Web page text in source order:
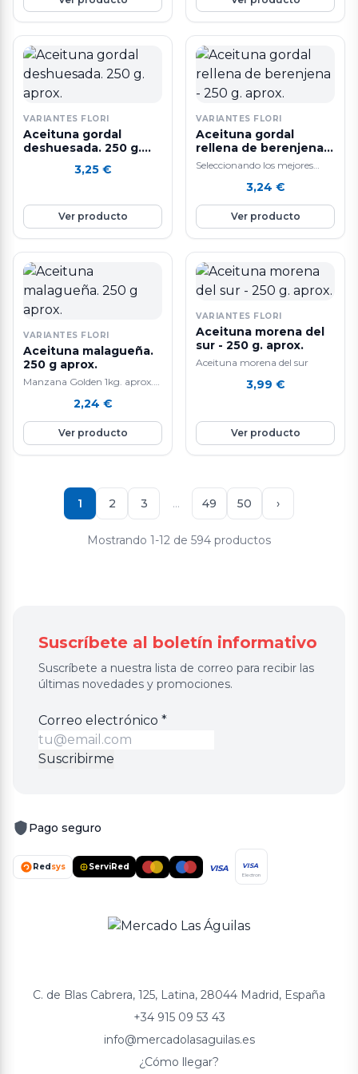
VARIANTES FLORI
Aceituna gordal
deshuesada. 250 g.
3,25 €
Ver producto
VARIANTES FLORI
Aceituna gordal
rellena de berenjena -
250 g. aprox.
Seleccionando los mejores
sistema de elaboración diaria
que hacen que nuestras…
3,24 €
Ver producto
VARIANTES FLORI
Aceituna malagueña.
250 g aprox.
Manzana Golden 1kg. aprox.
fruta nutritiva e hidratante ya
que está compuesta por agua
en un 85%, aporta vitamina E
y C, rica en fibra y en potasio.
intestinal. Ayuda a controlar
el colesterol.
2,24 €
Ver producto
VARIANTES FLORI
Aceituna morena del
sur - 250 g. aprox.
Aceituna morena del sur
3,99 €
Ver producto
1 2 3 … 49 50 ›
Mostrando 1-12 de 594 productos
Suscríbete al boletín informativo
Suscríbete a nuestra lista de correo para recibir las
últimas novedades y promociones.
Correo
electrónico
Correo electrónico *
Suscribirme
Pago seguro
Redsys ServiRed VISA VISA
Electron
C. de Blas Cabrera, 125, Latina, 28044 Madrid, España
+34 915 09 53 43
info@mercadolasaguilas.es
¿Cómo llegar?